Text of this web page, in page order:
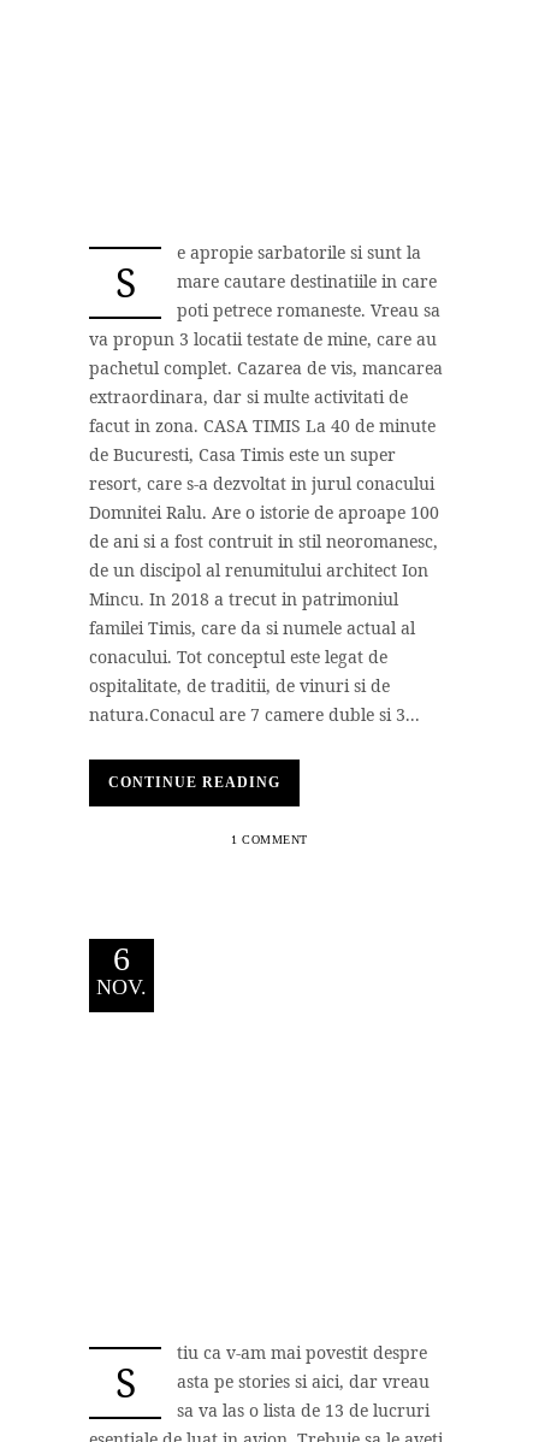
S
e apropie sarbatorile si sunt la
mare cautare destinatiile in care
poti petrece romaneste. Vreau sa
va propun 3 locatii testate de mine, care au
pachetul complet. Cazarea de vis, mancarea
extraordinara, dar si multe activitati de
facut in zona. CASA TIMIS La 40 de minute
de Bucuresti, Casa Timis este un super
resort, care s-a dezvoltat in jurul conacului
Domnitei Ralu. Are o istorie de aproape 100
de ani si a fost contruit in stil neoromanesc,
de un discipol al renumitului architect Ion
Mincu. In 2018 a trecut in patrimoniul
familei Timis, care da si numele actual al
conacului. Tot conceptul este legat de
ospitalitate, de traditii, de vinuri si de
natura.Conacul are 7 camere duble si 3...
CONTINUE READING
1 COMMENT
6
NOV.
S
tiu ca v-am mai povestit despre
asta pe stories si aici, dar vreau
sa va las o lista de 13 de lucruri